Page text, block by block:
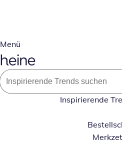
Menü
Inspirierende